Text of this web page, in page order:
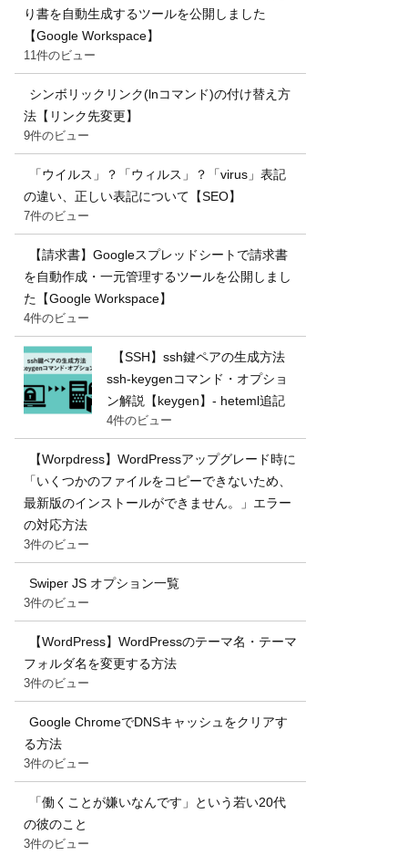
り書を自動生成するツールを公開しました
【Google Workspace】
11件のビュー
シンボリックリンク(lnコマンド)の付け替え方
法【リンク先変更】
9件のビュー
「ウイルス」？「ウィルス」？「virus」表記
の違い、正しい表記について【SEO】
7件のビュー
【請求書】Googleスプレッドシートで請求書
を自動作成・一元管理するツールを公開しまし
た【Google Workspace】
4件のビュー
【SSH】ssh鍵ペアの生成方法
ssh-keygenコマンド・オプショ
ン解説【keygen】- heteml追記
4件のビュー
【Worpdress】WordPressアップグレード時に
「いくつかのファイルをコピーできないため、
最新版のインストールができません。」エラー
の対応方法
3件のビュー
Swiper JS オプション一覧
3件のビュー
【WordPress】WordPressのテーマ名・テーマ
フォルダ名を変更する方法
3件のビュー
Google ChromeでDNSキャッシュをクリアす
る方法
3件のビュー
「働くことが嫌いなんです」という若い20代
の彼のこと
3件のビュー